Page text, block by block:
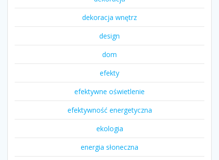
dekoracja wnętrz
design
dom
efekty
efektywne oświetlenie
efektywność energetyczna
ekologia
energia słoneczna